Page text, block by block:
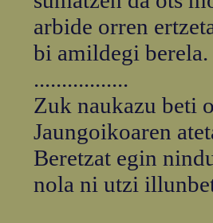
arbide orren
bi amildegi berela.
.................
Zuk naukazu beti
Jaungoikoaren
Beretzat egin
nola ni utzi